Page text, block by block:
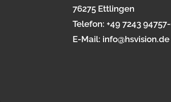
76275 Ettlingen
Telefon:+49 7243
E-Mail: info@hsvision.de